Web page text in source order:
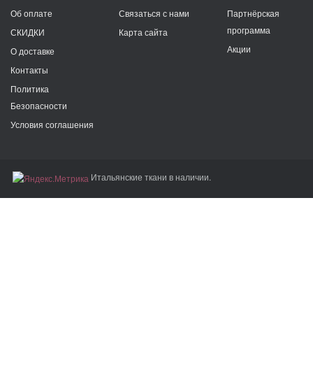
Об оплате
СКИДКИ
О доставке
Контакты
Политика
Безопасности
Условия соглашения
Связаться с нами
Карта сайта
Партнёрская
программа
Акции
Итальянские ткани в наличии.